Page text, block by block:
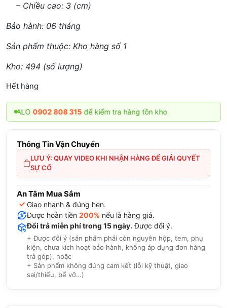
– Chiều cao: 3 (cm)
Bảo hành: 06 tháng
Sản phẩm thuộc: Kho hàng số 1
Kho: 494 (số lượng)
Hết hàng
0902 808 315để kiểm tra hàng tồn kho
Thông Tin Vận Chuyển
LƯU Ý: QUAY VIDEO KHI NHẬN HÀNG ĐỂ GIẢI QUYẾT
SỰ CỐ
An Tâm Mua Sắm
✓ Giao nhanh & đúng hẹn.
Được hoàn tiền 200% nếu là hàng giả.
Đổi trả miễn phí trong 15 ngày. Được đổi ý.
+ Được đổi ý (sản phẩm phải còn nguyên hộp, tem, phụ
kiện, chưa kích hoạt bảo hành, không áp dụng đơn hàng
trả góp), hoặc
+ Sản phẩm không đúng cam kết (lỗi kỹ thuật, giao
sai/thiếu, bể vỡ…)